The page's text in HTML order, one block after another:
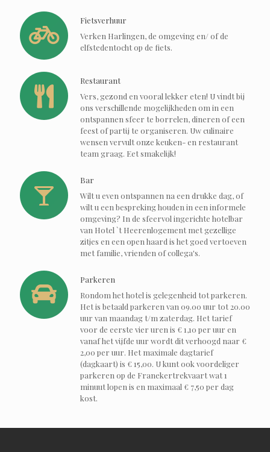
Fietsverhuur
Verken Harlingen, de omgeving en/ of de
elfstedentocht op de fiets.
Restaurant
Vers, gezond en vooral lekker eten! U vindt bij
ons verschillende mogelijkheden om in een
ontspannen sfeer te borrelen, dineren of een
feest of partij te organiseren. Uw culinaire
wensen vervult onze keuken- en restaurant
team graag. Eet smakelijk!
Bar
Wilt u even ontspannen na een drukke dag, of
wilt u een bespreking houden in een informele
omgeving? In de sfeervol ingerichte hotelbar
van Hotel `t Heerenlogement met gezellige
zitjes en een open haard is het goed vertoeven
met familie, vrienden of collega's.
Parkeren
Rondom het hotel is gelegenheid tot parkeren.
Het is betaald parkeren van 09.00 uur tot 20.00
uur van maandag t/m zaterdag. Het tarief
voor de eerste vier uren is € 1,10 per uur en
vanaf het vijfde uur wordt dit verhoogd naar €
2,00 per uur. Het maximale dagtarief
(dagkaart) is € 15,00. U kunt ook voordeliger
parkeren op de Franekertrekvaart wat 1
minuut lopen is en maximaal € 7,50 per dag
kost.